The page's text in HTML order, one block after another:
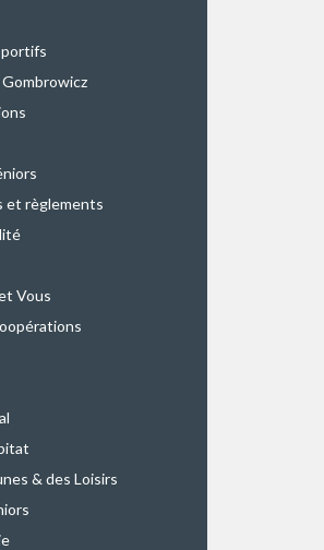
et règlements
Vous
& des Loisirs